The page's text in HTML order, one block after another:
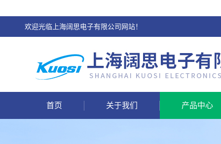
欢迎光临上海阔思电子有限公司网站！
首页 关于我们 产品中心